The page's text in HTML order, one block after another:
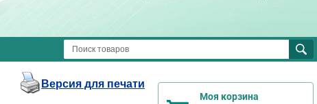
Версия для печати
Моя корзина